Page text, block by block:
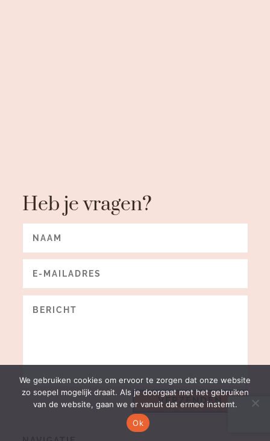
Heb je vragen?
VERZENDEN
We gebruiken cookies om ervoor te zorgen dat onze website
zo soepel mogelijk draait. Als je doorgaat met het gebruiken
van de website, gaan we er vanuit dat ermee instemt.
Ok